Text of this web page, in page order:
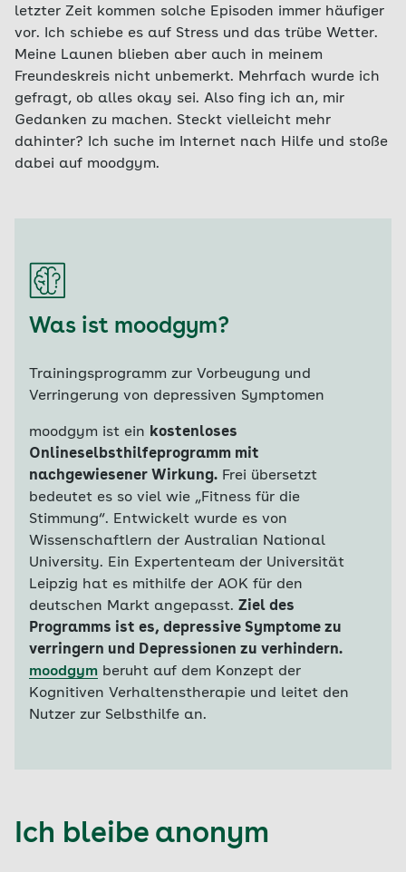
letzter Zeit kommen solche Episoden immer häufiger
vor. Ich schiebe es auf Stress und das trübe Wetter.
Meine Launen blieben aber auch in meinem
Freundeskreis nicht unbemerkt. Mehrfach wurde ich
gefragt, ob alles okay sei. Also fing ich an, mir
Gedanken zu machen. Steckt vielleicht mehr
dahinter? Ich suche im Internet nach Hilfe und stoße
dabei auf moodgym.
Was ist moodgym?
Trainingsprogramm zur Vorbeugung und
Verringerung von depressiven Symptomen
moodgym ist ein kostenloses
Onlineselbsthilfeprogramm mit
nachgewiesener Wirkung. Frei übersetzt
bedeutet es so viel wie „Fitness für die
Stimmung“. Entwickelt wurde es von
Wissenschaftlern der Australian National
University. Ein Expertenteam der Universität
Leipzig hat es mithilfe der AOK für den
deutschen Markt angepasst. Ziel des
Programms ist es, depressive Symptome zu
verringern und Depressionen zu verhindern.
moodgym beruht auf dem Konzept der
Kognitiven Verhaltenstherapie und leitet den
Nutzer zur Selbsthilfe an.
Ich bleibe anonym